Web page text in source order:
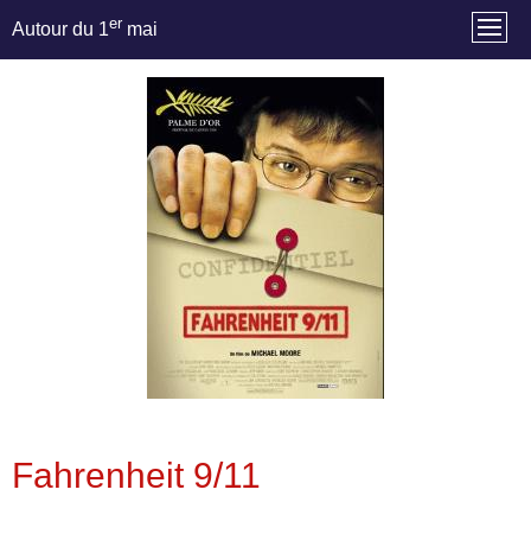
Autour du 1er mai
Fahrenheit 9/11